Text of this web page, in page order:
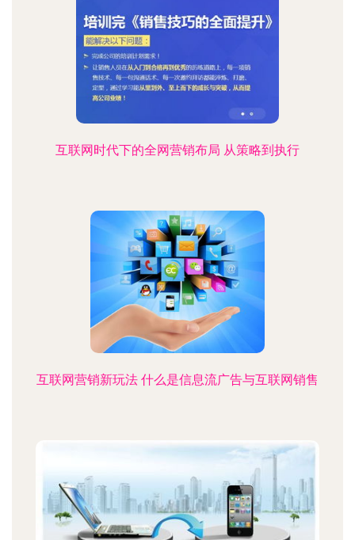
互联网时代下的全网营销布局 从策略到执行
互联网营销新玩法 什么是信息流广告与互联网销售